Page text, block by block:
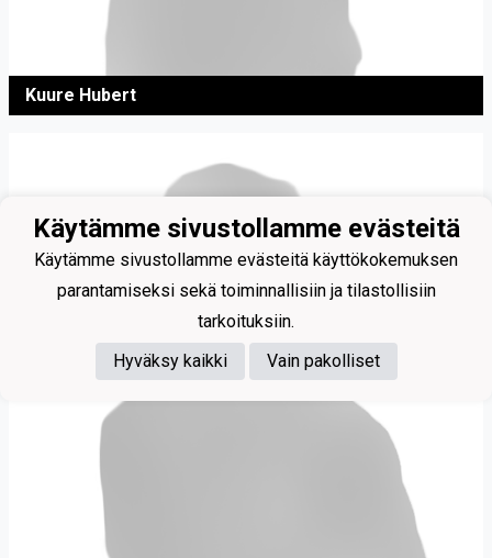
Kuure Hubert
Käytämme sivustollamme evästeitä
Käytämme sivustollamme evästeitä käyttökokemuksen
parantamiseksi sekä toiminnallisiin ja tilastollisiin
tarkoituksiin.
Hyväksy kaikki
Vain pakolliset